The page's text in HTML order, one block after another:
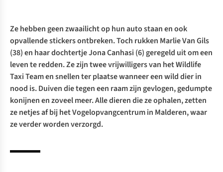
Ze hebben geen zwaailicht op hun auto staan en ook
opvallende stickers ontbreken. Toch rukken Marlie Van Gils
(38) en haar dochtertje Jona Canhasi (6) geregeld uit om een
leven te redden. Ze zijn twee vrijwilligers van het Wildlife
Taxi Team en snellen ter plaatse wanneer een wild dier in
nood is. Duiven die tegen een raam zijn gevlogen, gedumpte
konijnen en zoveel meer. Alle dieren die ze ophalen, zetten
ze netjes af bij het Vogelopvangcentrum in Malderen, waar
ze verder worden verzorgd.